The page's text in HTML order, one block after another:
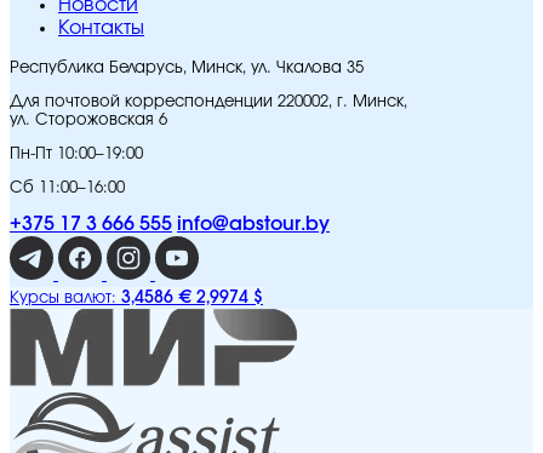
Новости
Контакты
Республика Беларусь, Минск, ул. Чкалова 35
Для почтовой корреспонденции 220002, г. Минск,
ул. Сторожовская 6
Пн-Пт 10:00–19:00
Сб 11:00–16:00
+375 17 3 666 555 info@abstour.by
Курсы валют: 3,4586 € 2,9974 $